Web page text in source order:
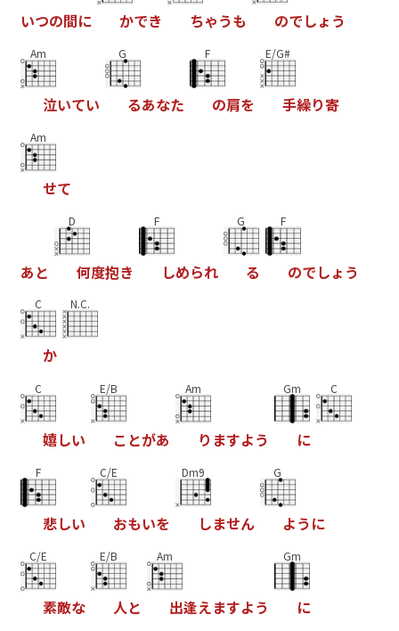
いつの間に かでき ちゃうも のでしょ う
Am
泣いてい
G
るあなた
F
の肩を
E/G#
手繰り寄
Am
せて
あ と
D
何度抱き
F
しめられ
G
る
F
のでしょ う
C
か
N.C.
C
嬉しい
E/B
こ とがあ
Am
り ますよう
Gm
に
C
F
悲しい
C/E
おもいを
Dm9
しません
G
よう に
C/E
素敵な
E/B
人と
Am
出逢えますよう
Gm
に